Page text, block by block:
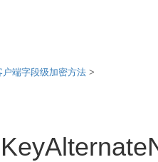
户端字段级加密方法 >